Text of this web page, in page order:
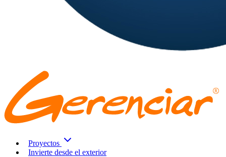
Proyectos
Invierte desde el exterior